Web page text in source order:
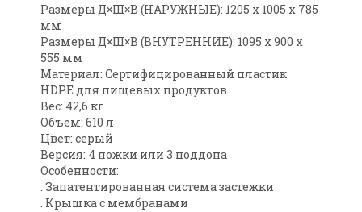
Размеры Д×Ш×В (НАРУЖНЫЕ): 1205 x 1005 x 785
мм
Размеры Д×Ш×В (ВНУТРЕННИЕ): 1095 x 900 x
555 мм
Материал: Сертифицированный пластик
HDPE для пищевых продуктов
Вес: 42,6 кг
Объем: 610 л
Цвет: серый
Версия: 4 ножки или 3 поддона
Особенности:
. Запатентированная система застежки
. Крышка с мембранами